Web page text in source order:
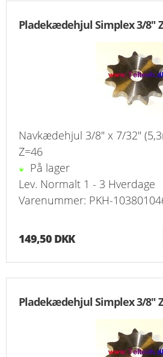
Pladekædehjul Simplex 3/8"
Navkædehjul 3/8" x 7/32"
Z=46
På lager
Lev. Normalt 1 - 3 Hverdage
Varenummer: PKH-
149,50 DKK
Pladekædehjul Simplex 3/8"